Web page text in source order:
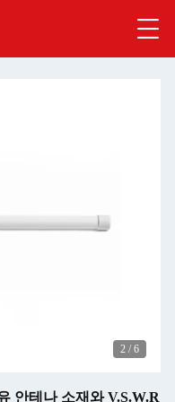
2 / 6
안테나 소재와 V.S.W.R